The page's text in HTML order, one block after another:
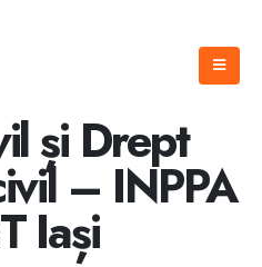
și Drept
– INPPA
Iași